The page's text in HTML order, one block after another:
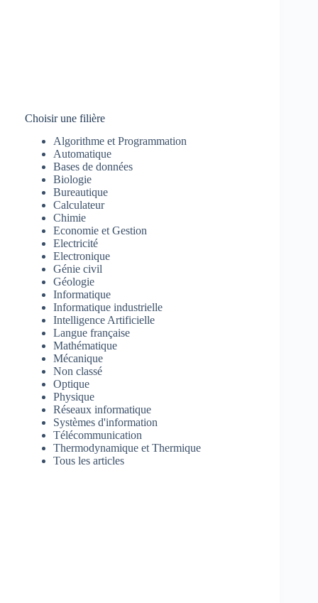
Choisir une filière
Algorithme et Programmation
Automatique
Bases de données
Biologie
Bureautique
Calculateur
Chimie
Economie et Gestion
Electricité
Electronique
Génie civil
Géologie
Informatique
Informatique industrielle
Intelligence Artificielle
Langue française
Mathématique
Mécanique
Non classé
Optique
Physique
Réseaux informatique
Systèmes d'information
Télécommunication
Thermodynamique et Thermique
Tous les articles